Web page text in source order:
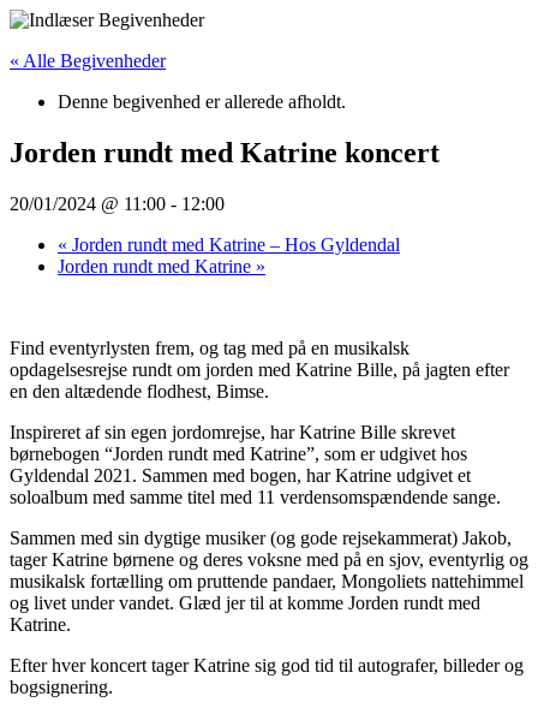
Videre
indhold
« Alle Begivenheder
Denne begivenhed er allerede afholdt.
Jorden rundt med Katrine koncert
20/01/2024 @ 11:00 - 12:00
« Jorden rundt med Katrine – Hos Gyldendal
Jorden rundt med Katrine »
Find eventyrlysten frem, og tag med på en musikalsk
opdagelsesrejse rundt om jorden med Katrine Bille, på jagten efter
en den altædende flodhest, Bimse.
Inspireret af sin egen jordomrejse, har Katrine Bille skrevet
børnebogen “Jorden rundt med Katrine”, som er udgivet hos
Gyldendal 2021. Sammen med bogen, har Katrine udgivet et
soloalbum med samme titel med 11 verdensomspændende sange.
Sammen med sin dygtige musiker (og gode rejsekammerat) Jakob,
tager Katrine børnene og deres voksne med på en sjov, eventyrlig og
musikalsk fortælling om pruttende pandaer, Mongoliets nattehimmel
og livet under vandet. Glæd jer til at komme Jorden rundt med
Katrine.
Efter hver koncert tager Katrine sig god tid til autografer, billeder og
bogsignering.